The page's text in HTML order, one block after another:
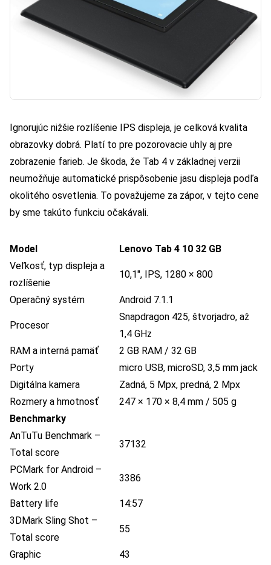
Ignorujúc nižšie rozlíšenie IPS displeja, je celková kvalita
obrazovky dobrá. Platí to pre pozorovacie uhly aj pre
zobrazenie farieb. Je škoda, že Tab 4 v základnej verzii
neumožňuje automatické prispôsobenie jasu displeja podľa
okolitého osvetlenia. To považujeme za zápor, v tejto cene
by sme takúto funkciu očakávali.
Model
Lenovo Tab 4 10 32 GB
Veľkosť, typ displeja a
rozlíšenie
10,1″, IPS, 1280 × 800
Operačný systém Android 7.1.1
Procesor
Snapdragon 425, štvorjadro, až
1,4 GHz
RAM a interná pamäť
2 GB RAM / 32 GB
Porty
micro USB, microSD, 3,5 mm jack
Digitálna kamera
Zadná, 5 Mpx, predná, 2 Mpx
Rozmery a hmotnosť
247 × 170 × 8,4 mm / 505 g
Benchmarky
AnTuTu Benchmark –
Total score
37132
PCMark for Android –
Work 2.0
3386
Battery life
14:57
3DMark Sling Shot –
Total score
55
Graphic
43